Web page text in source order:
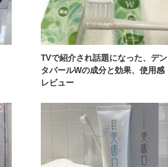
TVで紹介され話題になった、デン
タパールWの成分と効果、使用感
レビュー